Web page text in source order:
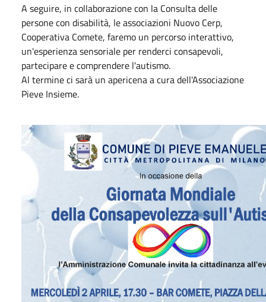
A seguire, in collaborazione con la Consulta delle
persone con disabilità, le associazioni Nuovo Cerp,
Cooperativa Comete, faremo un percorso interattivo,
un'esperienza sensoriale per renderci consapevoli,
partecipare e comprendere l'autismo.
Al termine ci sarà un apericena a cura dell'Associazione
Pieve Insieme.